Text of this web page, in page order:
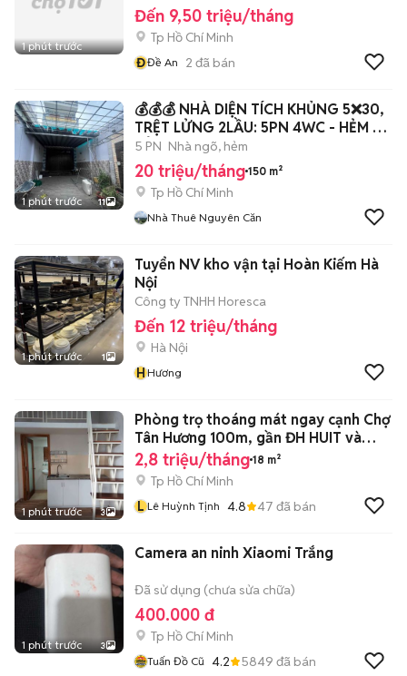
1 phút trước
Đến 9,50 triệu/tháng
Tp Hồ Chí Minh
ĐĐề An 2 đã bán
1 phút trước 11
💰💰💰 NHÀ DIỆN TÍCH KHỦNG 5❌30,
TRỆT LỬNG 2LẦU: 5PN 4WC - HẺM XE
TẢI
5 PN Nhà ngõ, hẻm
20 triệu/tháng 150 m²
Tp Hồ Chí Minh
Nhà Thuê Nguyên Căn
1 phút trước 1
Tuyển NV kho vận tại Hoàn Kiếm Hà
Nội
Công ty TNHH Horesca
Đến 12 triệu/tháng
Hà Nội
HHương
1 phút trước 3
Phòng trọ thoáng mát ngay cạnh Chợ
Tân Hương 100m, gần ĐH HUIT và
VHU
2,8 triệu/tháng 18 m²
Tp Hồ Chí Minh
L Lê Huỳnh Tịnh 4.8 47 đã bán
1 phút trước 3
Camera an ninh Xiaomi Trắng
Đã sử dụng (chưa sửa chữa)
400.000 đ
Tp Hồ Chí Minh
Tuấn Đồ Cũ 4.2 5849 đã bán